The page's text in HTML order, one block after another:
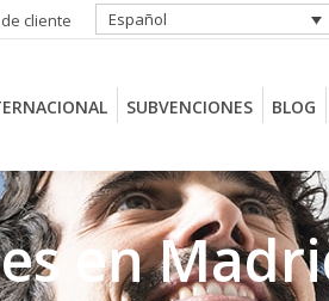
cliente Español
SUBVENCIONES BLOG
en